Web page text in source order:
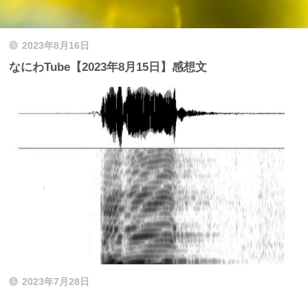
2023年8月16日
なにわTube【2023年8月15日】感想文
2023年7月28日